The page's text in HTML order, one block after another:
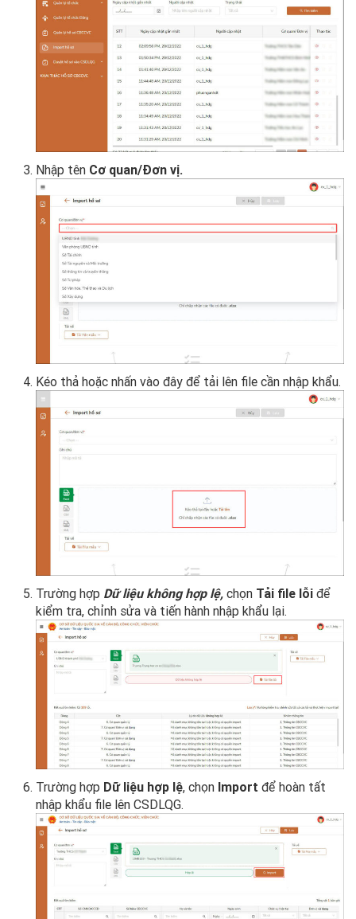
Nhập tên Cơ quan/Đơn vị.
Kéo thả hoặc nhấn vào đây để tải lên file cần nhập khẩu.
Trường hợp Dữ liệu không hợp lệ, chọn Tải file lỗi để
kiểm tra, chỉnh sửa và tiến hành nhập khẩu lại.
Trường hợp Dữ liệu hợp lệ, chọn Import để hoàn tất
nhập khẩu file lên CSDLQG.